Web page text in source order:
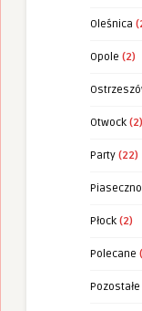
Oleśnica
Opole (2)
Otwock (2)
Party (22)
Piaseczno
Płock (2)
Polecane
Pozostałe